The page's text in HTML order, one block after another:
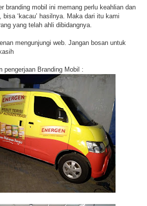
branding mobil ini memang perlu keahlian dan
‘kacau’ hasilnya. Maka dari itu kami
yang telah ahli dibidangnya.
mengunjungi web. Jangan bosan untuk
pengerjaan Branding Mobil :